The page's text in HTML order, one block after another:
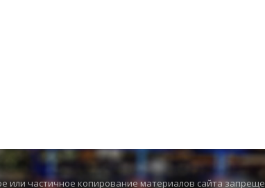
или частичное копирование материалов сайта